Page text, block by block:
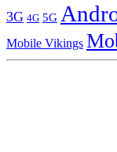
3G 4G 5G
Mobile Vikings